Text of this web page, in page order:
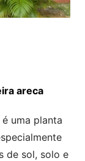
areca
é uma planta
de sol, solo e